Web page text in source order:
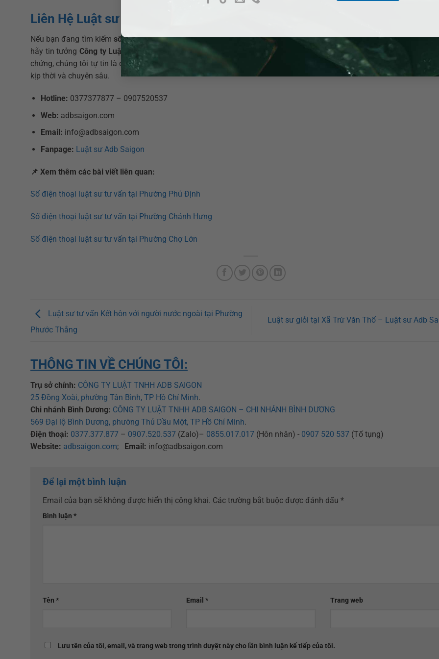
Liên Hệ Luật sư ADB SAIGON – Công ty Luật uy tín tại TP HCM
Nếu bạn đang tìm kiếm số điện thoại luật sưuy tín để giải quyết vấn đề pháp lý tạiPhường Hòa Bìnhhay bất kỳ ở
hãy tin tưởng Công ty Luật TNHH ADB SAIGON
. Với cam kết tận tâm, chuyên nghiệp và kinh nghiệm thực chiến đã
chứng, chúng tôi tự tin là đối tác pháp lý đáng tin cậy của bạn. Đừng ngần ngại gọi ngay cho chúng tôi để nhận được
kịp thời và chuyên sâu.
Hotline: 0377377877 – 0907520537
Web: adbsaigon.com
Email: info@adbsaigon.com
Fanpage: Luật sư Adb Saigon
📌 Xem thêm các bài viết liên quan:
Số điện thoại luật sư tư vấn tại Phường Phú Định
Số điện thoại luật sư tư vấn tại Phường Chánh Hưng
Số điện thoại luật sư tư vấn tại Phường Chợ Lớn
Luật sư tư vấn Kết hôn với người nước ngoài tại Phường
Phước Thắng
Luật sư giỏi tại Xã Trừ Văn Thố – Luật sư Adb
THÔNG TIN VỀ CHÚNG TÔI:
Trụ sở chính: CÔNG TY LUẬT TNHH ADB SAIGON
25 Đồng Xoài, phường Tân Bình, TP Hồ Chí Minh.
Chi nhánh Bình Dương: CÔNG TY LUẬT TNHH ADB SAIGON – CHI NHÁNH BÌNH DƯƠNG
569 Đại lộ Bình Dương, phường Thủ Dầu Một, TP Hồ Chí Minh.
Điện thoại: 0377.377.877 – 0907.520.537 (Zalo)– 0855.017.017 (Hôn nhân) - 0907 520 537 (Tố tụng)
Website: adbsaigon.com; Email: info@adbsaigon.com
Để lại một bình luận
Email của bạn sẽ không được hiển thị công khai. Các trường bắt buộc được đánh dấu *
Bình luận *
Tên * Email* Trang web
Lưu tên của tôi, email, và trang web trong trình duyệt này cho lần bình luận kế tiếp của tôi.